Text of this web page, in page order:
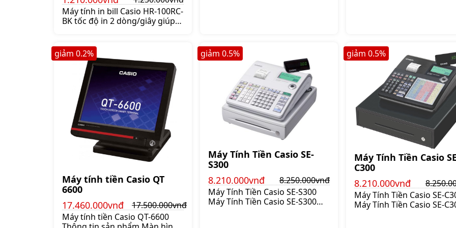
Máy tính in bill Casio HR-100RC-
BK tốc độ in 2 dòng/giây giúp
khách hàng. Máy dùng giấy in
nhiệt khổ 57 x Ø 38mm,
Giá:1.250.000 đ
Máy tính tiền Casio QT
6600
17.460.000vnđ
17.500.000vnđ
Máy tính tiền Casio QT-6600
giảm 0.2%
Máy Tính Tiền Casio SE-
S300
8.210.000vnđ
8.250.000vnđ
Máy Tính Tiền Casio SE-S300
Máy Tính Tiền Casio SE-S300
giảm 0.5%
Máy Tính Tiền Casio
C300
8.210.000vnđ
Máy Tính Tiền Casio SE-
Máy Tính Tiền Casio SE-
giảm 0.5%